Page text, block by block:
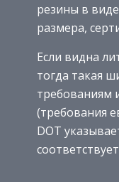
резины в
размера,
Если видна
тогда такая
требованиям
(требования
DOT